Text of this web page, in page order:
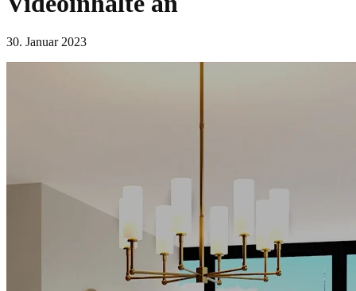
30. Januar 2023